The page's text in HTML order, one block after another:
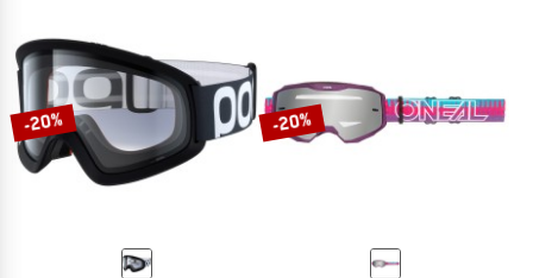
-20% -20%